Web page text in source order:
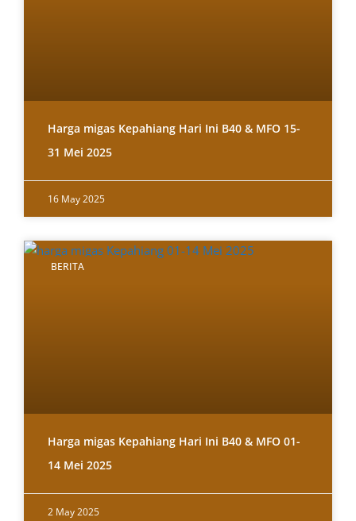
Harga migas Kepahiang Hari Ini B40 & MFO 15-
31 Mei 2025
16 May 2025
BERITA
Harga migas Kepahiang Hari Ini B40 & MFO 01-
14 Mei 2025
2 May 2025